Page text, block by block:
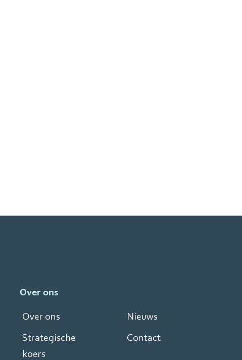
Over ons
Over ons
Strategische
koers
Nieuws
Contact